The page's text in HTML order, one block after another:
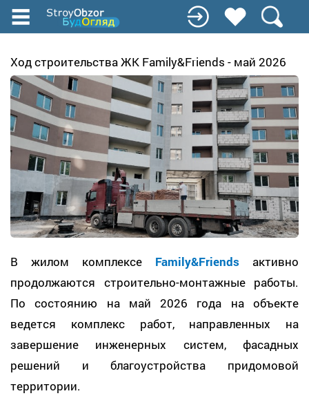
Перейти
содержанию
Ход строительства ЖК Family&Friends - май 2026
В жилом комплексе Family&Friends активно
продолжаются строительно-монтажные работы.
По состоянию на май 2026 года на объекте
ведется комплекс работ, направленных на
завершение инженерных систем, фасадных
решений и благоустройства придомовой
территории.